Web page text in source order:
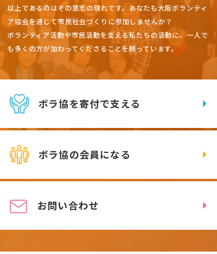
以上であるのはその意志の現れです。 あなたも大阪ボランティ
ア協会を通じて市民社会づくりに参加しませんか？
ボランティア活動や市民活動を支える私たちの活動に、一人で
も多くの方が加わってくださることを願っています。
ボラ協を寄付で支える
ボラ協の会員になる
お問い合わせ